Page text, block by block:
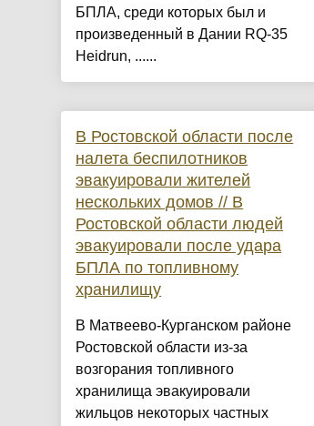
БПЛА, среди которых был и
произведенный в Дании RQ-35
Heidrun, ......
В Ростовской области после
налета беспилотников
эвакуировали жителей
нескольких домов // В
Ростовской области людей
эвакуировали после удара
БПЛА по топливному
хранилищу
В Матвеево-Курганском районе
Ростовской области из-за
возгорания топливного
хранилища эвакуировали
жильцов некоторых частных